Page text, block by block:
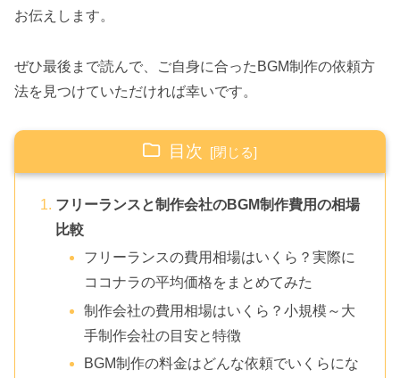
お伝えします。
ぜひ最後まで読んで、ご自身に合ったBGM制作の依頼方
法を見つけていただければ幸いです。
目次
フリーランスと制作会社のBGM制作費用の相場
比較
フリーランスの費用相場はいくら？実際に
ココナラの平均価格をまとめてみた
制作会社の費用相場はいくら？小規模～大
手制作会社の目安と特徴
BGM制作の料金はどんな依頼でいくらにな